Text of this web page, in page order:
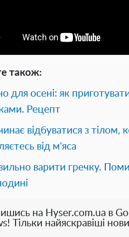
також:
для осені: як
Рецепт
відбуватися з тілом,
від м'яса
варити гречку.
на Hyser.com.ua в
Тільки найяскравіші